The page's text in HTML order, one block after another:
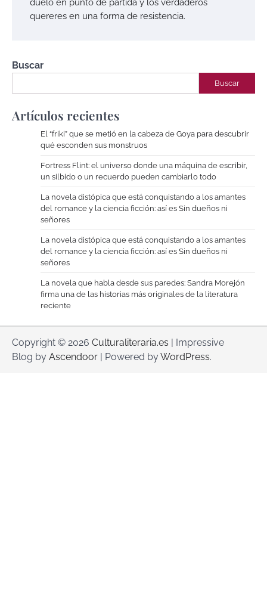
duelo en punto de partida y los verdaderos
quereres en una forma de resistencia.
Buscar
Buscar
Artículos recientes
El “friki” que se metió en la cabeza de Goya para descubrir
qué esconden sus monstruos
Fortress Flint: el universo donde una máquina de escribir,
un silbido o un recuerdo pueden cambiarlo todo
La novela distópica que está conquistando a los amantes
del romance y la ciencia ficción: así es Sin dueños ni
señores
La novela distópica que está conquistando a los amantes
del romance y la ciencia ficción: así es Sin dueños ni
señores
La novela que habla desde sus paredes: Sandra Morejón
firma una de las historias más originales de la literatura
reciente
Copyright © 2026 Culturaliteraria.es | Impressive
Blog by Ascendoor | Powered byWordPress.